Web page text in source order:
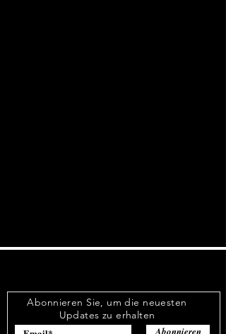
Abonnieren Sie, um die neuesten
Updates zu erhalten
Abonnieren